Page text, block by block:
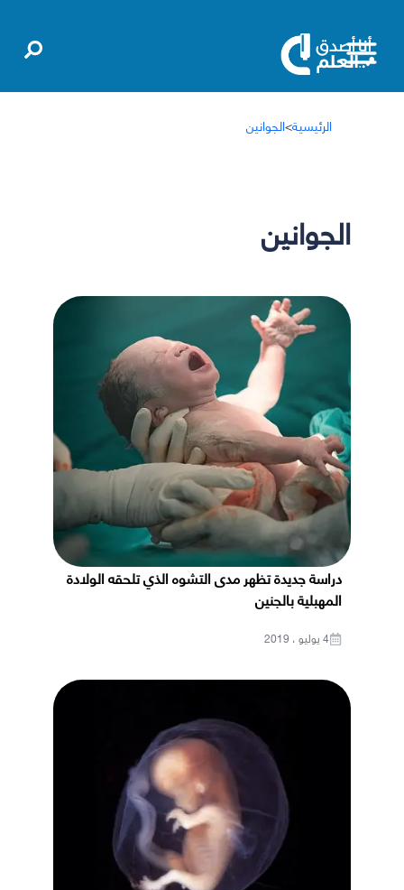
الرئيسية>الجوانين
الجوانين
دراسة جديدة تظهر مدى التشوه الذي تلحقه الولادة
المهبلية بالجنين
4 يوليو ، 2019